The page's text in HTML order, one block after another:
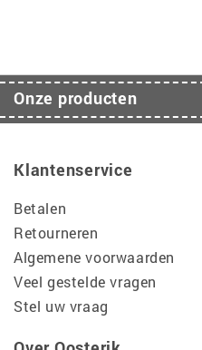
Onze producten
Klantenservice
Betalen
Retourneren
Algemene voorwaarden
Veel gestelde vragen
Stel uw vraag